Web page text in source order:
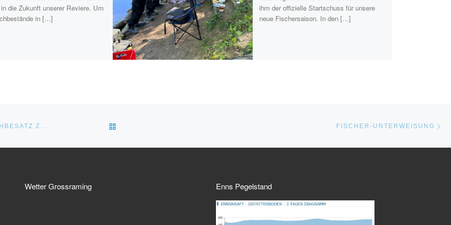
die Zukunft unserer Reviere. Um
in […]
ihm der offizielle Startschuss für unsere
neue Fischersaison. In den […]
TOP-FÄNGE BEI HUCHEN UND HECHT – DER JUNGFISCHBESATZ ZEIGT ERSTE ERFOLGE! FISCHER-UNTERWEISUNG
Wetter Grossraming Enns Pegelstand